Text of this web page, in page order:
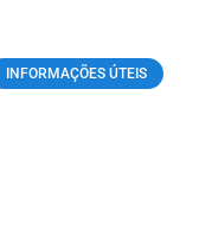
INFORMAÇÕES ÚTEIS